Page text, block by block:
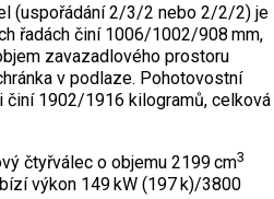
(uspořádání 2/3/2 nebo 2/2/2) je
řadách činí 1006/1002/908 mm,
zavazadlového prostoru
v podlaze. Pohotovostní
1902/1916 kilogramů, celková
čtyřválec o objemu 2199 cm3
výkon 149 kW (197 k)/3800